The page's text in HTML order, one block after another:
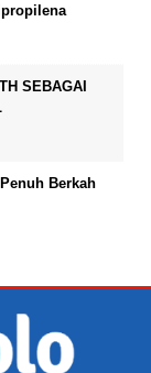
SEBAGAI
Berkah